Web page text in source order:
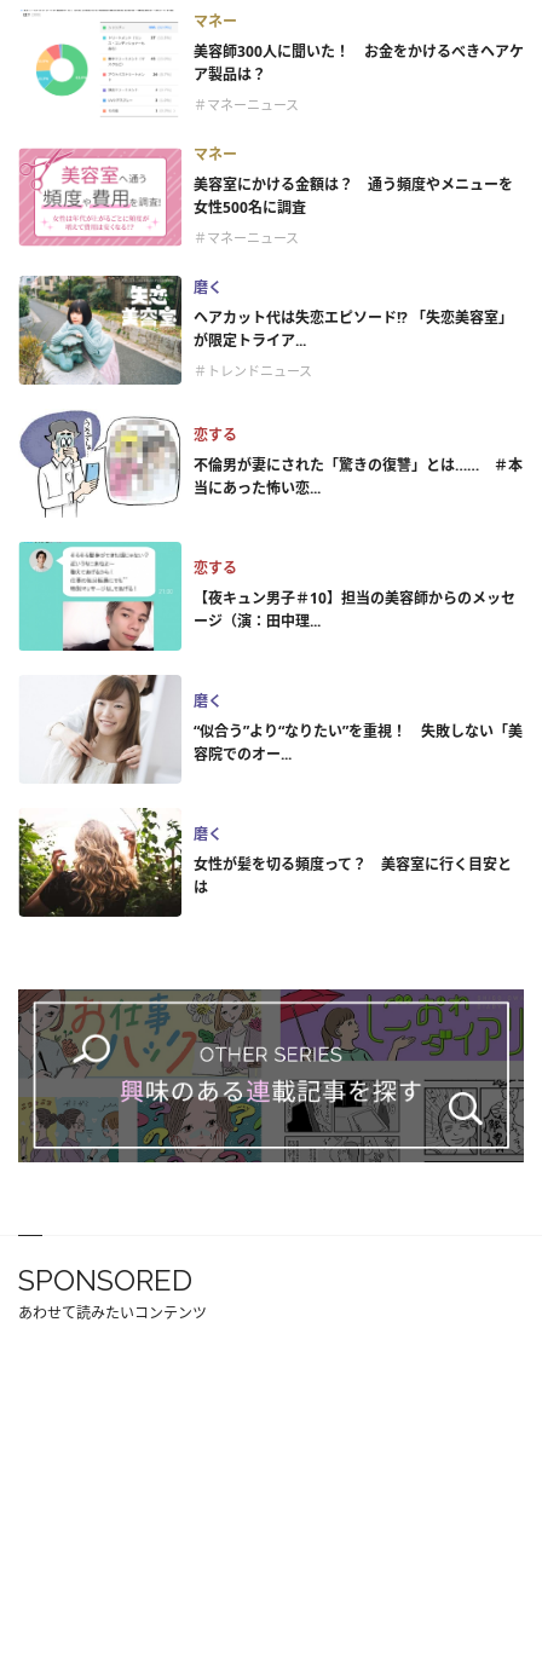
マネー
美容師300人に聞いた！ お金をかけるべきヘアケ
ア製品は？
＃マネーニュース
マネー
美容室にかける金額は？ 通う頻度やメニューを
女性500名に調査
＃マネーニュース
磨く
ヘアカット代は失恋エピソード!? 「失恋美容室」
が限定トライア...
＃トレンドニュース
恋する
不倫男が妻にされた「驚きの復讐」とは…… ＃本
当にあった怖い恋...
恋する
【夜キュン男子＃10】担当の美容師からのメッセ
ージ（演：田中理...
磨く
“似合う”より“なりたい”を重視！ 失敗しない「美
容院でのオー...
磨く
女性が髪を切る頻度って？ 美容室に行く目安と
は
SPONSORED
あわせて読みたいコンテンツ